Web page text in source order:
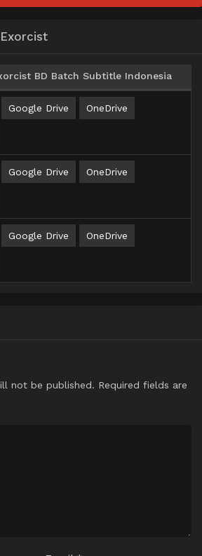
BD Batch Subtitle Indonesia
Google Drive OneDrive
Google Drive OneDrive
Google Drive OneDrive
not be published. Required fields are